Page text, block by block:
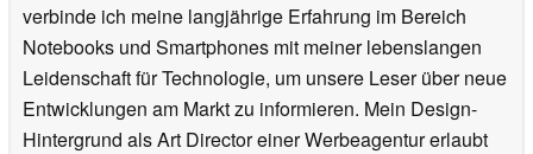
verbinde ich meine langjährige Erfahrung im Bereich
Notebooks und Smartphones mit meiner lebenslangen
Leidenschaft für Technologie, um unsere Leser über neue
Entwicklungen am Markt zu informieren. Mein Design-
Hintergrund als Art Director einer Werbeagentur erlaubt